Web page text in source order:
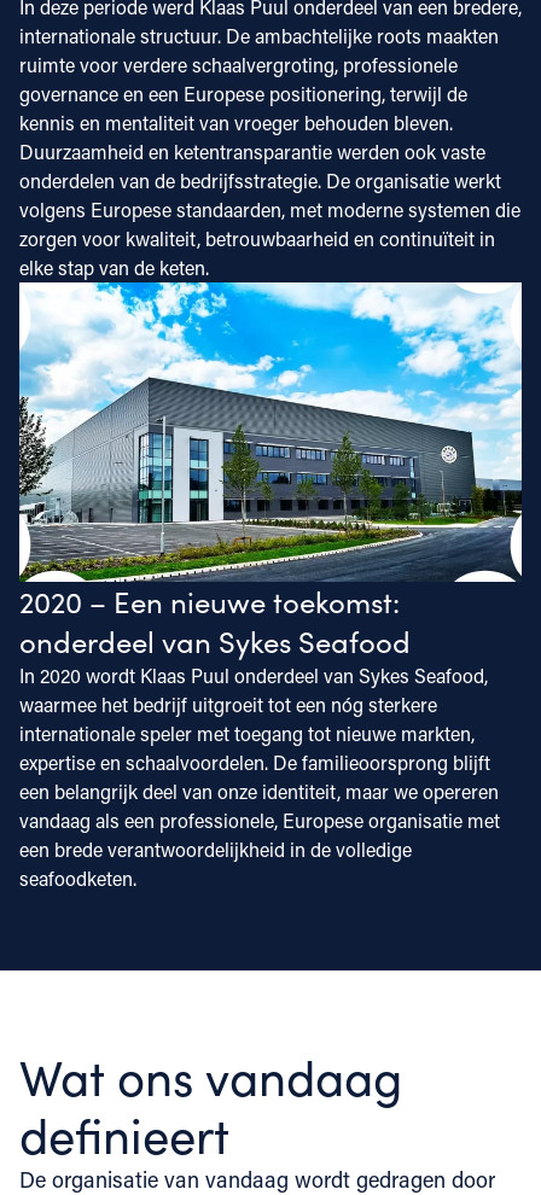
In deze periode werd Klaas Puul onderdeel van een bredere,
internationale structuur. De ambachtelijke roots maakten
ruimte voor verdere schaalvergroting, professionele
governance en een Europese positionering, terwijl de
kennis en mentaliteit van vroeger behouden bleven.
Duurzaamheid en ketentransparantie werden ook vaste
onderdelen van de bedrijfsstrategie. De organisatie werkt
volgens Europese standaarden, met moderne systemen die
zorgen voor kwaliteit, betrouwbaarheid en continuïteit in
elke stap van de keten.
2020 – Een nieuwe toekomst:
onderdeel van Sykes Seafood
In 2020 wordt Klaas Puul onderdeel van Sykes Seafood,
waarmee het bedrijf uitgroeit tot een nóg sterkere
internationale speler met toegang tot nieuwe markten,
expertise en schaalvoordelen. De familieoorsprong blijft
een belangrijk deel van onze identiteit, maar we opereren
vandaag als een professionele, Europese organisatie met
een brede verantwoordelijkheid in de volledige
seafoodketen.
Wat ons vandaag
definieert
De organisatie van vandaag wordt gedragen door